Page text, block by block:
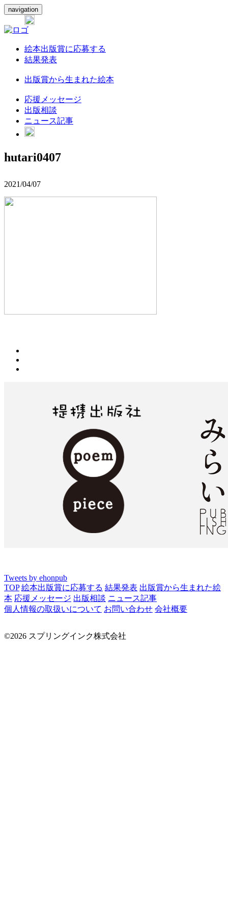
navigation
絵本出版賞に応募する
結果発表
出版賞から生まれた絵本
応援メッセージ
出版相談
ニュース記事
hutari0407
2021/04/07
Tweets by ehonpub
TOP 絵本出版賞に応募する 結果発表 出版賞から生まれた絵
本 応援メッセージ 出版相談 ニュース記事
個人情報の取扱いについて お問い合わせ 会社概要
©2026 スプリングインク株式会社